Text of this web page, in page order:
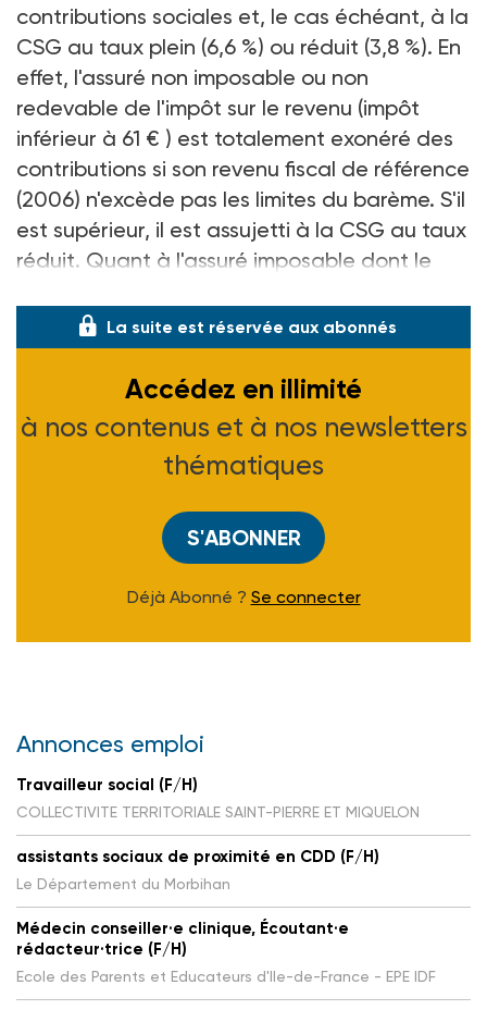
contributions sociales et, le cas échéant, à la
CSG au taux plein (6,6 %) ou réduit (3,8 %). En
effet, l'assuré non imposable ou non
redevable de l'impôt sur le revenu (impôt
inférieur à 61 € ) est totalement exonéré des
contributions si son revenu fiscal de référence
(2006) n'excède pas les limites du barème. S'il
est supérieur, il est assujetti à la CSG au taux
réduit. Quant à l'assuré imposable dont le
La suite est réservée aux abonnés
Accédez en illimité
à nos contenus et à nos newsletters
thématiques
S'ABONNER
Déjà Abonné ? Se connecter
Annonces emploi
Travailleur social (F/H)
COLLECTIVITE TERRITORIALE SAINT-PIERRE ET MIQUELON
assistants sociaux de proximité en CDD (F/H)
Le Département du Morbihan
Médecin conseiller·e clinique, Écoutant·e
rédacteur·trice (F/H)
Ecole des Parents et Educateurs d'Ile-de-France - EPE IDF